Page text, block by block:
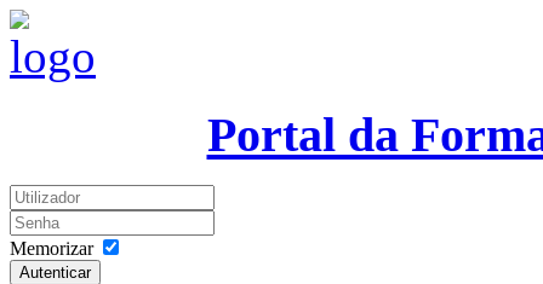
Portal da
Memorizar
Autenticar